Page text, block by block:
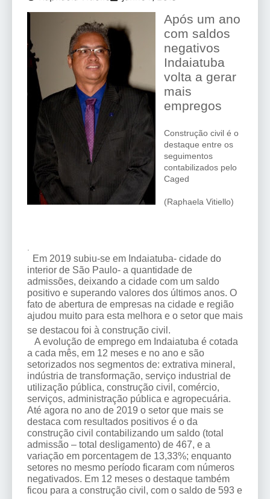
Após um ano
com saldos
negativos
Indaiatuba
volta a gerar
mais
empregos
Construção civil é o
destaque entre os
seguimentos
contabilizados pelo
Caged
(Raphaela Vitiello)
.
Em 2019 subiu-se em Indaiatuba- cidade do
interior de São Paulo- a quantidade de
admissões, deixando a cidade com um saldo
positivo e superando valores dos últimos anos. O
fato de abertura de empresas na cidade e região
ajudou muito para esta melhora e o setor que mais
se destacou foi à construção civil.
A evolução de emprego em Indaiatuba é cotada
a cada mês, em 12 meses e no ano e são
setorizados nos segmentos de: extrativa mineral,
indústria de transformação, serviço industrial de
utilização pública, construção civil, comércio,
serviços, administração pública e agropecuária.
Até agora no ano de 2019 o setor que mais se
destaca com resultados positivos é o da
construção civil contabilizando um saldo (total
admissão – total desligamento) de 467, e a
variação em porcentagem de 13,33%; enquanto
setores no mesmo período ficaram com números
negativados. Em 12 meses o destaque também
ficou para a construção civil, com o saldo de 593 e